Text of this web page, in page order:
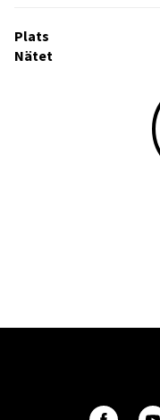
Plats
Nätet